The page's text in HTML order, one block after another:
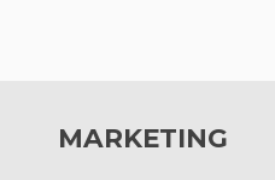
MARKETING